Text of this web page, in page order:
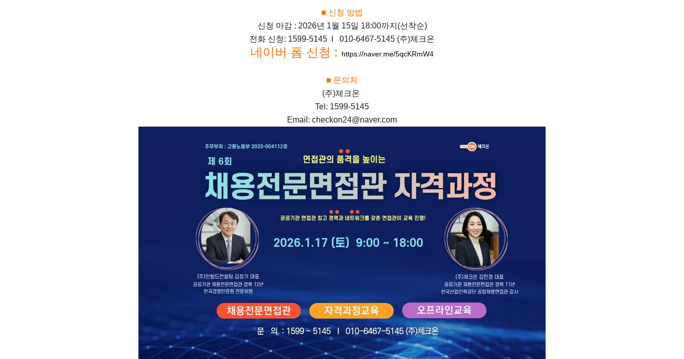
■ 신청 방법
신청 마감 : 2026년 1월 15일 18:00까지(선착순)
전화 신청: 1599-5145 I 010-6467-5145 (주)체크온
네이버 폼 신청 : https://naver.me/5qcKRmW4
■ 문의처
(주)체크온
Tel: 1599-5145
Email: checkon24@naver.com